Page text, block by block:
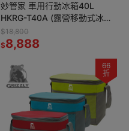
妙管家 車用行動冰箱40L
HKRG-T40A (露營移動式冰箱
可控溫 壓縮機製冷 車宿 野營)
$18,800
$8,888
66
折